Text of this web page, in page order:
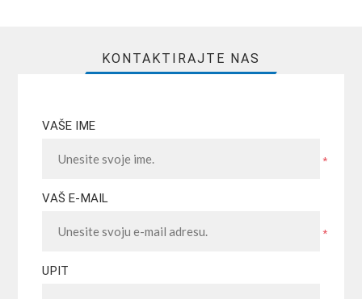
KONTAKTIRAJTE NAS
VAŠE IME
*
VAŠ E-MAIL
*
UPIT